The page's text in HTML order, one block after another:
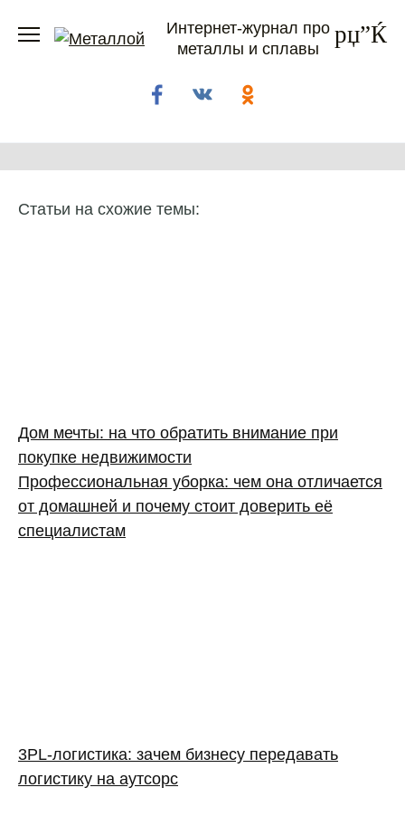
Интернет-журнал про
металлы и сплавы
Статьи на схожие темы:
Дом мечты: на что обратить внимание при
покупке недвижимости
Профессиональная уборка: чем она отличается
от домашней и почему стоит доверить её
специалистам
3PL‑логистика: зачем бизнесу передавать
логистику на аутсорс